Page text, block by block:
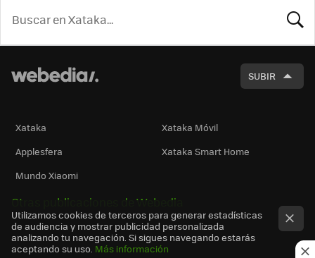
SUBIR
Xataka
Xataka Móvil
Applesfera
Xataka Smart Home
Mundo Xiaomi
Otras publicaciones de Webedia
Utilizamos cookies de terceros para generar estadísticas
de audiencia y mostrar publicidad personalizada
analizando tu navegación. Si sigues navegando estarás
aceptando su uso. Más información